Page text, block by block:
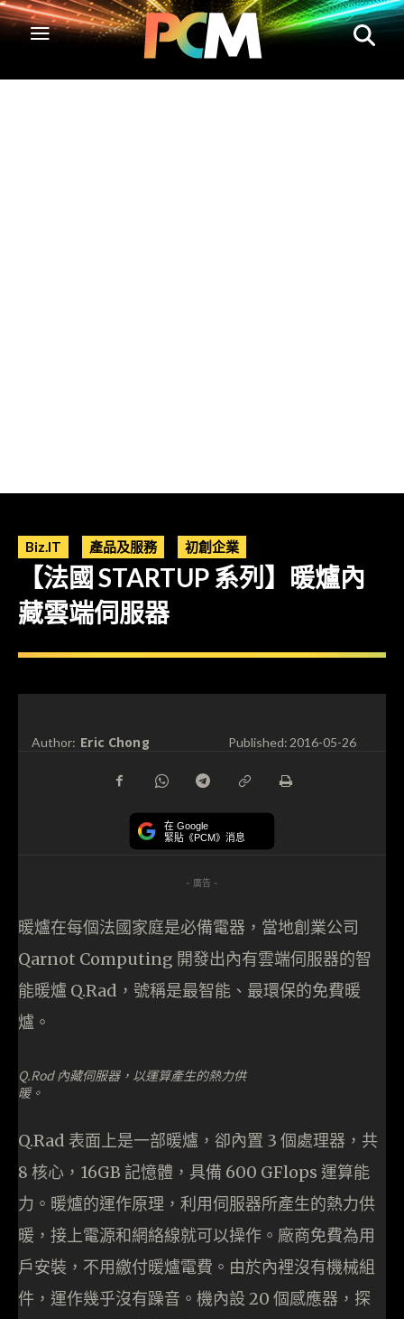
Biz.IT 產品及服務 初創企業
【法國 STARTUP 系列】暖爐內
藏雲端伺服器
Author: Eric Chong Published:2016-05-26
在 Google
緊貼《PCM》消息
- 廣告 -
暖爐在每個法國家庭是必備電器，當地創業公司
Qarnot Computing 開發出內有雲端伺服器的智
能暖爐 Q.Rad，號稱是最智能、最環保的免費暖
爐。
Q.Rod 內藏伺服器，以運算產生的熱力供
暖。
Q.Rad 表面上是一部暖爐，卻內置 3 個處理器，共
8 核心，16GB 記憶體，具備 600 GFlops 運算能
力。暖爐的運作原理，利用伺服器所產生的熱力供
暖，接上電源和網絡線就可以操作。廠商免費為用
戶安裝，不用繳付暖爐電費。由於內裡沒有機械組
件，運作幾乎沒有躁音。機內設 20 個感應器，探